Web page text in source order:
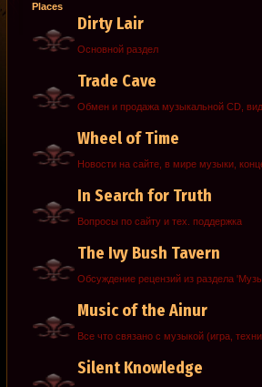
Places
Dirty Lair
Основной раздел
Trade Cave
Обмен и продажа музыкальной CD,
Wheel of Time
Новости на сайте, в мире музыки,
In Search for Truth
Вопросы по сайту и тех. поддержка
The Ivy Bush Tavern
Обсуждение рецензий из раздела
Music of the Ainur
Все что связано с музыкой (игра,
Silent Knowledge